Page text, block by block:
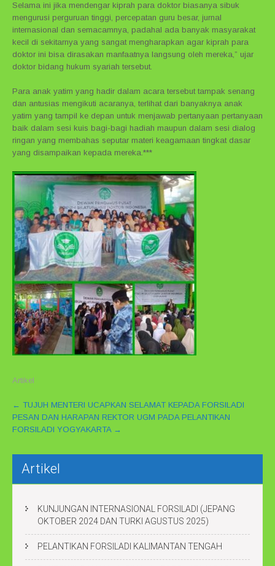
Selama ini jika mendengar kiprah para doktor biasanya sibuk
mengurusi perguruan tinggi, percepatan guru besar, jurnal
internasional dan semacamnya, padahal ada banyak masyarakat
kecil di sekitarnya yang sangat mengharapkan agar kiprah para
doktor ini bisa dirasakan manfaatnya langsung oleh mereka,” ujar
doktor bidang hukum syariah tersebut.
Para anak yatim yang hadir dalam acara tersebut tampak senang
dan antusias mengikuti acaranya, terlihat dari banyaknya anak
yatim yang tampil ke depan untuk menjawab pertanyaan pertanyaan
baik dalam sesi kuis bagi-bagi hadiah maupun dalam sesi dialog
ringan yang membahas seputar materi keagamaan tingkat dasar
yang disampaikan kepada mereka.***
Artikel
P
o
s
t
a
← TUJUH MENTERI UCAPKAN SELAMAT KEPADA FORSILADI
PESAN DAN HARAPAN REKTOR UGM PADA PELANTIKAN
FORSILADI YOGYAKARTA →
Artikel
KUNJUNGAN INTERNASIONAL FORSILADI (JEPANG
OKTOBER 2024 DAN TURKI AGUSTUS 2025)
PELANTIKAN FORSILADI KALIMANTAN TENGAH